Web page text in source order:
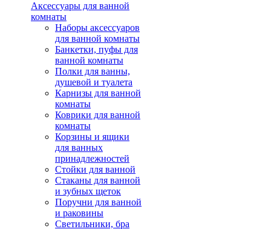
Аксессуары для ванной
комнаты
Наборы аксессуаров
для ванной комнаты
Банкетки, пуфы для
ванной комнаты
Полки для ванны,
душевой и туалета
Карнизы для ванной
комнаты
Коврики для ванной
комнаты
Корзины и ящики
для ванных
принадлежностей
Стойки для ванной
Стаканы для ванной
и зубных щеток
Поручни для ванной
и раковины
Светильники, бра